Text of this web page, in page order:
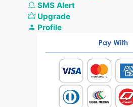
SMS Alert
Upgrade
Profile